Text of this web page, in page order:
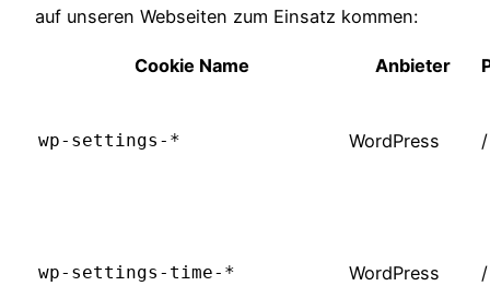
auf unseren Webseiten zum Einsatz kommen:
Cookie Name Anbieter
wp-settings-* WordPress /
wp-settings-time-* WordPress /